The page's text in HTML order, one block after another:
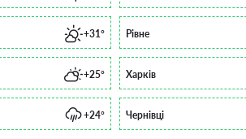
+31° Рівне
+25° Харків
+24° Чернівці